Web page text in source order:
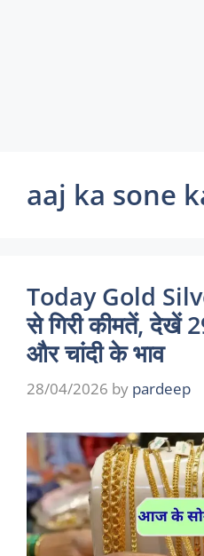
aaj ka sone
Today Gold
से गिरी कीमतें, देखें
और चांदी के भाव
28/04/2026 by pardeep